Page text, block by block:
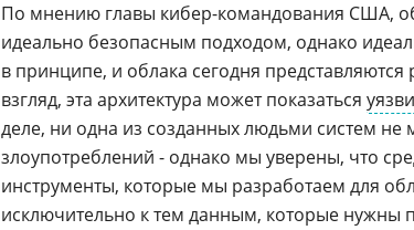
По мнению главы кибер-командования США,
идеально безопасным подходом, однако
в принципе, и облака сегодня
взгляд, эта архитектура может показаться
деле, ни одна из созданных людьми систем
злоупотреблений - однако мы уверены, что
инструменты, которые мы разработаем для
исключительно к тем данным, которые нужны